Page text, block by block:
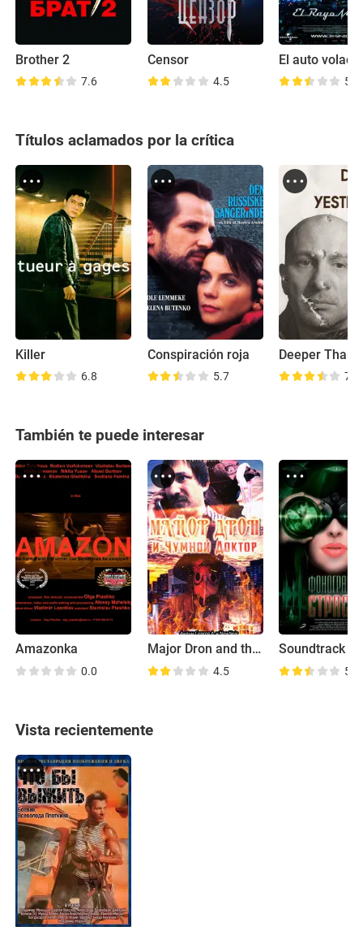
Brother 2
7.6
Censor
4.5
El auto
5.6
Títulos aclamados por la crítica
Killer
6.8
Conspiración roja
5.7 7.1
También te puede interesar
Amazonka
0.0
Major Dron and the Plague Doctor
4.5 5.5
Vista recientemente